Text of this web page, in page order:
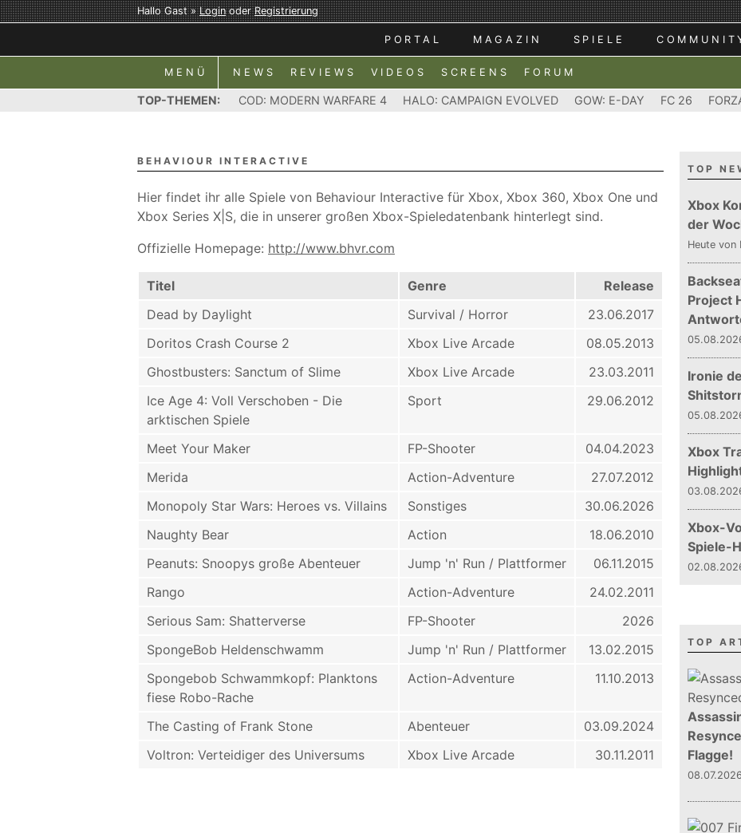
Hallo Gast »LoginoderRegistrierung
PORTAL MAGAZIN SPIELE
MENÜ NEWS REVIEWS VIDEOS SCREENS FORUM
TOP-THEMEN: COD: MODERN WARFARE 4 HALO: CAMPAIGN EVOLVED GOW: E-DAY FC 26
BEHAVIOUR INTERACTIVE
Hier findet ihr alle Spiele von Behaviour Interactive für Xbox, Xbox 360, Xbox One und
Xbox Series X|S, die in unserer großen Xbox-Spieledatenbank hinterlegt sind.
Offizielle Homepage: http://www.bhvr.com
Titel Genre
Release
Dead by Daylight
Survival / Horror
23.06.2017
Doritos Crash Course 2
Xbox Live Arcade
08.05.2013
Ghostbusters: Sanctum of Slime
Xbox Live Arcade
23.03.2011
Ice Age 4: Voll Verschoben - Die
arktischen Spiele
Sport 29.06.2012
Meet Your Maker FP-Shooter
04.04.2023
Merida
Action-Adventure
27.07.2012
Monopoly Star Wars: Heroes vs. Villains
Sonstiges
30.06.2026
Naughty Bear
Action
18.06.2010
Peanuts: Snoopys große Abenteuer
Jump 'n' Run / Plattformer
06.11.2015
Rango
Action-Adventure
24.02.2011
Serious Sam: Shatterverse
FP-Shooter
2026
SpongeBob Heldenschwamm
Jump 'n' Run / Plattformer
13.02.2015
Spongebob Schwammkopf: Planktons
fiese Robo-Rache
Action-Adventure 11.10.2013
The Casting of Frank Stone Abenteuer
03.09.2024
Voltron: Verteidiger des Universums
Xbox Live Arcade 30.11.2011
TOP
Xbox
der
Heute von
Project
Ironie
Xbox
Xbox-
Spiele-
TOP
Flagge!
08.07.2026